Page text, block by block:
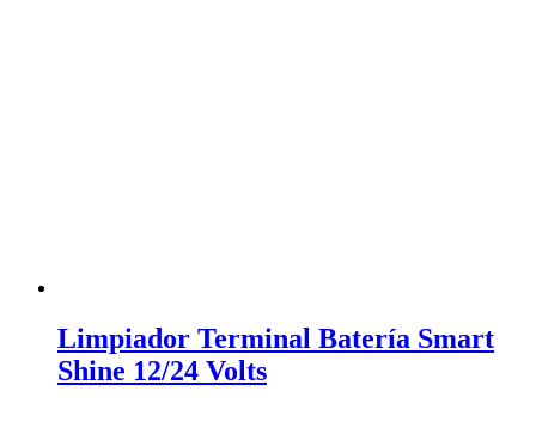
Limpiador Terminal Batería Smart
Shine 12/24 Volts